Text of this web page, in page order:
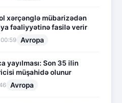
xərçənglə mübarizədən
fəaliyyətinə fasilə verir
Avropa
yayılması: Son 35 ilin
müşahidə olunur
Avropa